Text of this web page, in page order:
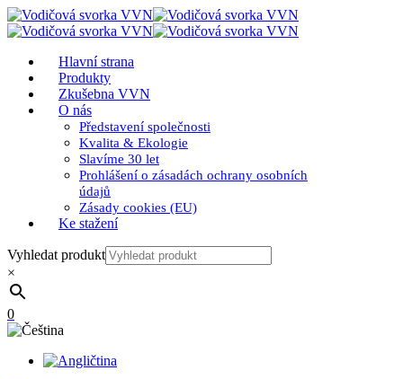
Hlavní strana
Produkty
Zkušebna VVN
O nás
Představení společnosti
Kvalita & Ekologie
Slavíme 30 let
Prohlášení o zásadách ochrany osobních
údajů
Zásady cookies (EU)
Ke stažení
Vyhledat produkt
×
0